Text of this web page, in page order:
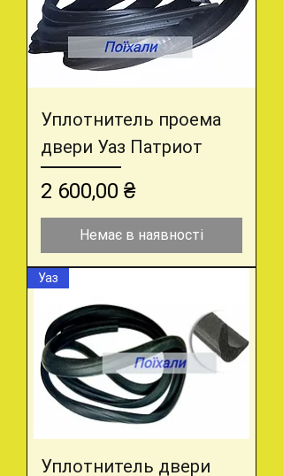
Уплотнитель проема
двери Уаз Патриот
Ціна
2 600,00 ₴
Немає в наявності
Уаз
Уплотнитель двери